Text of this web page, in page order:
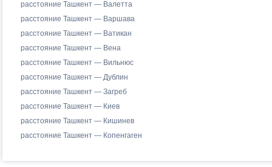
расстояние Ташкент — Валетта
расстояние Ташкент — Варшава
расстояние Ташкент — Ватикан
расстояние Ташкент — Вена
расстояние Ташкент — Вильнюс
расстояние Ташкент — Дублин
расстояние Ташкент — Загреб
расстояние Ташкент — Киев
расстояние Ташкент — Кишинев
расстояние Ташкент — Копенгаген